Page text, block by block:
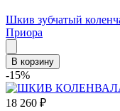
Шкив зубчатый
Приора
В корзину
-15%
18 260 ₽